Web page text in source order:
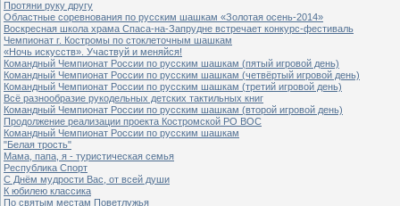
Протяни руку другу
Областные соревнования по русским шашкам «Золотая осень-2014»
Воскресная школа храма Спаса-на-Запрудне встречает конкурс-фестиваль
Чемпионат г. Костромы по стоклеточным шашкам
«Ночь искусств». Участвуй и меняйся!
Командный Чемпионат России по русским шашкам (пятый игровой день)
Командный Чемпионат России по русским шашкам (четвёртый игровой день)
Командный Чемпионат России по русским шашкам (третий игровой день)
Всё разнообразие рукодельных детских тактильных книг
Командный Чемпионат России по русским шашкам (второй игровой день)
Продолжение реализации проекта Костромской РО ВОС
Командный Чемпионат России по русским шашкам
"Белая трость"
Мама, папа, я - туристическая семья
Республика Спорт
С Днём мудрости Вас, от всей души
К юбилею классика
По святым местам Поветлужья